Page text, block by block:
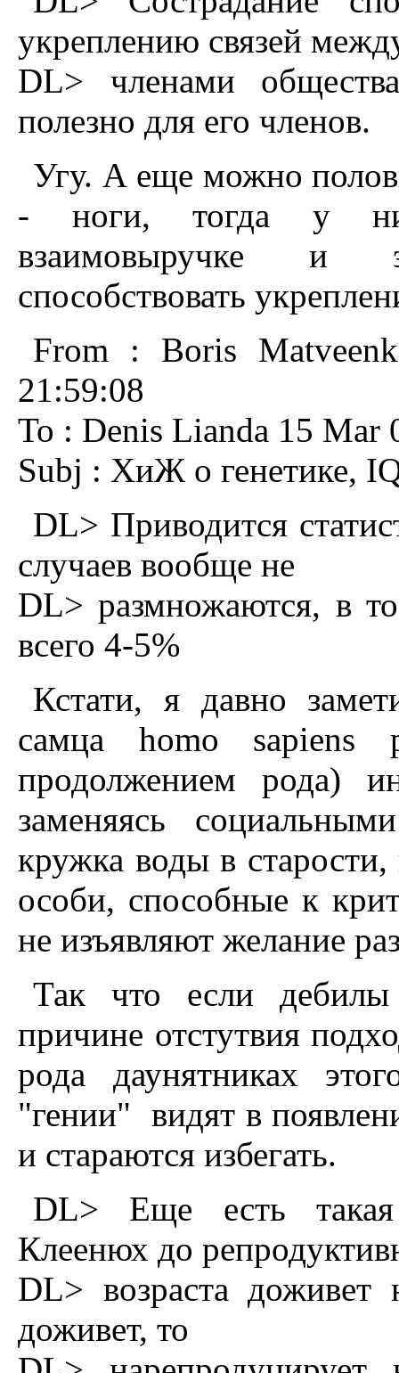
укреплению связей
DL> членами
полезно для его членов.
Угу. А еще можно
- ноги, тогда у
взаимовыручке и
способствовать
From : Boris
21:59:08
To : Denis Lianda 15 Mar
Subj : ХиЖ о генетике,
DL> Приводится
случаев вообще не
DL> размножаются, в
всего 4-5%
Кстати, я давно
самца homo sapiens
продолжением рода)
заменяясь
кружка воды в
особи, способные к
не изъявляют желание
Так что если
причине отстутвия
рода даунятниках
"гении" видят в
и стараются избегать.
DL> Еще есть
Клеенюх до
DL> возраста
доживет, то